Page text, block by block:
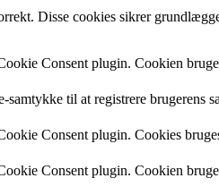
Disse cookies sikrer
Consent plugin. Cookien
til at registrere brugerens
Consent plugin. Cookies
Consent plugin. Cookien